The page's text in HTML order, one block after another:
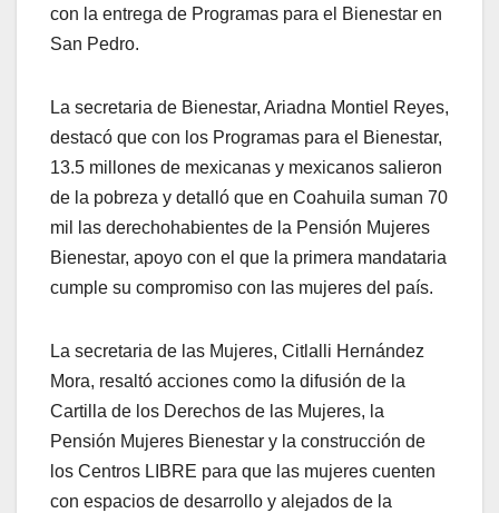
con la entrega de Programas para el Bienestar en
San Pedro.
La secretaria de Bienestar, Ariadna Montiel Reyes,
destacó que con los Programas para el Bienestar,
13.5 millones de mexicanas y mexicanos salieron
de la pobreza y detalló que en Coahuila suman 70
mil las derechohabientes de la Pensión Mujeres
Bienestar, apoyo con el que la primera mandataria
cumple su compromiso con las mujeres del país.
La secretaria de las Mujeres, Citlalli Hernández
Mora, resaltó acciones como la difusión de la
Cartilla de los Derechos de las Mujeres, la
Pensión Mujeres Bienestar y la construcción de
los Centros LIBRE para que las mujeres cuenten
con espacios de desarrollo y alejados de la